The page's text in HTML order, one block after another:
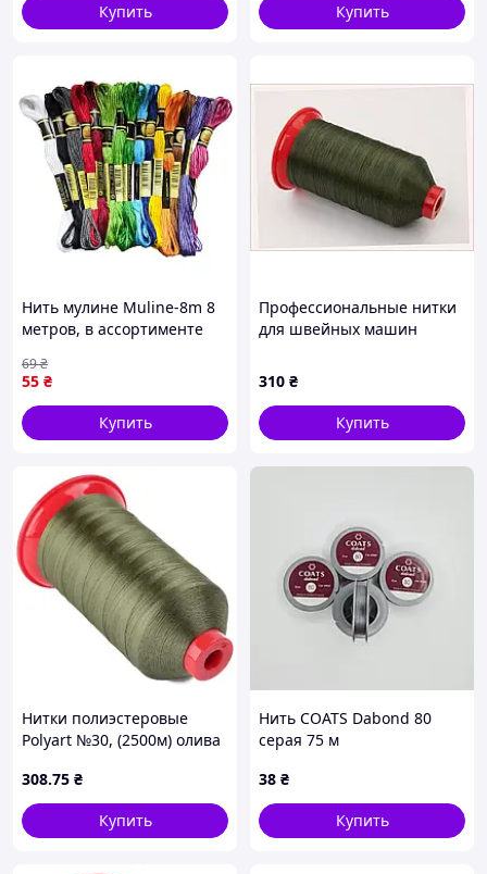
Купить
Купить
Нить мулине Muline-8m 8
метров, в ассортименте
55 ₴
69₴
Купить
Профессиональные нитки
для швейных машин
310 ₴
Купить
Нитки полиэстеровые
Polyart №30, (2500м) олива
308.75 ₴
Купить
Нить COATS Dabond 80
серая 75 м
38 ₴
Купить